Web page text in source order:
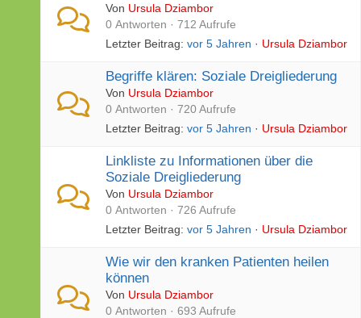
Von Ursula Dziambor
0 Antworten · 712 Aufrufe
Letzter Beitrag: vor 5 Jahren · Ursula Dziambor
Begriffe klären: Soziale Dreigliederung
Von Ursula Dziambor
0 Antworten · 720 Aufrufe
Letzter Beitrag: vor 5 Jahren · Ursula Dziambor
Linkliste zu Informationen über die
Soziale Dreigliederung
Von Ursula Dziambor
0 Antworten · 726 Aufrufe
Letzter Beitrag: vor 5 Jahren · Ursula Dziambor
Wie wir den kranken Patienten heilen
können
Von Ursula Dziambor
0 Antworten · 693 Aufrufe